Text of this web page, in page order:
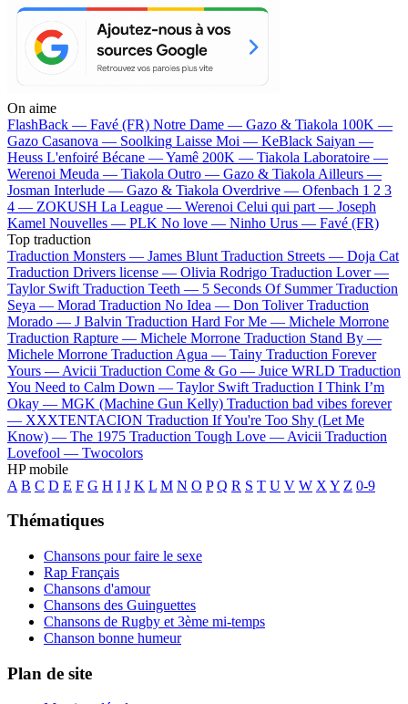
On aime
FlashBack — Favé (FR) Notre Dame — Gazo & Tiakola 100K —
Gazo Casanova — Soolking Laisse Moi — KeBlack Saiyan —
Heuss L'enfoiré Bécane —Yamê 200K — Tiakola Laboratoire —
Werenoi Meuda — Tiakola Outro — Gazo & Tiakola Ailleurs —
Josman Interlude — Gazo & Tiakola Overdrive — Ofenbach 1 2 3
4 — ZOKUSH La League — Werenoi Celui qui part — Joseph
Kamel Nouvelles — PLK No love — Ninho Urus — Favé (FR)
Top traduction
Traduction Monsters — James Blunt Traduction Streets — Doja Cat
Traduction Drivers license — Olivia Rodrigo Traduction Lover —
Taylor Swift Traduction Teeth — 5 Seconds Of Summer Traduction
Seya — Morad Traduction No Idea — Don Toliver Traduction
Morado — J Balvin Traduction Hard For Me — Michele Morrone
Traduction Rapture — Michele Morrone Traduction Stand By —
Michele Morrone Traduction Agua — Tainy Traduction Forever
Yours — Avicii Traduction Come & Go — Juice WRLD Traduction
You Need to Calm Down — Taylor Swift Traduction I Think I’m
Okay — MGK (Machine Gun Kelly) Traduction bad vibes forever
— XXXTENTACION Traduction If You're Too Shy (Let Me
Know) — The 1975 Traduction Tough Love — Avicii Traduction
Lovefool — Twocolors
HP mobile
A B C D E F G H I J K L M N O P Q R S T U V W X Y Z 0-9
Thématiques
Chansons pour faire le sexe
Rap Français
Chansons d'amour
Chansons des Guinguettes
Chansons de Rugby et 3ème mi-temps
Chanson bonne humeur
Plan de site